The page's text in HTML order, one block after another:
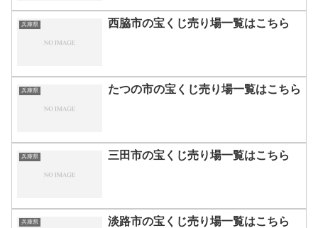
兵庫県 西脇市の宝くじ売り場一覧はこちら
兵庫県 たつの市の宝くじ売り場一覧はこちら
兵庫県 三田市の宝くじ売り場一覧はこちら
兵庫県 淡路市の宝くじ売り場一覧はこちら